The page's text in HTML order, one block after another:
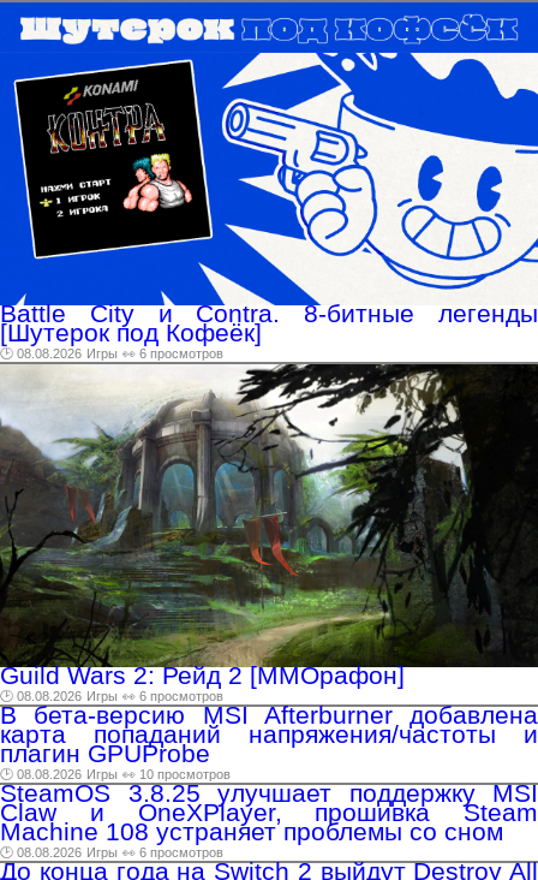
Battle City и Contra. 8-битные легенды
[Шутерок под Кофеёк]
🕑 08.08.2026 Игры 👀 6 просмотров
Guild Wars 2: Рейд 2 [ММОрафон]
🕑 08.08.2026 Игры 👀 6 просмотров
В бета-версию MSI Afterburner добавлена
карта попаданий напряжения/частоты и
плагин GPUProbe
🕑 08.08.2026 Игры 👀 10 просмотров
SteamOS 3.8.25 улучшает поддержку MSI
Claw и OneXPlayer, прошивка Steam
Machine 108 устраняет проблемы со сном
🕑 08.08.2026 Игры 👀 6 просмотров
До конца года на Switch 2 выйдут Destroy All